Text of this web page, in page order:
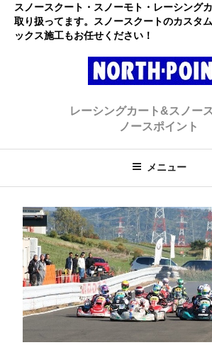
プ
スノースクート・スノーモト・レーシング
取り扱ってます。スノースクートのカスタ
ックス施工もお任せください！
ト ノースポイ
レーシングカート&スノー
ノースポイント
メニュー